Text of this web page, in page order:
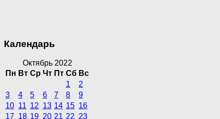
Календарь
Октябрь 2022
Пн Вт Ср Чт Пт Сб Вс
1
2
3
4 5 6 7 8
9
10 11 12 13 14 15 16
17 18 19 20 21 22 23